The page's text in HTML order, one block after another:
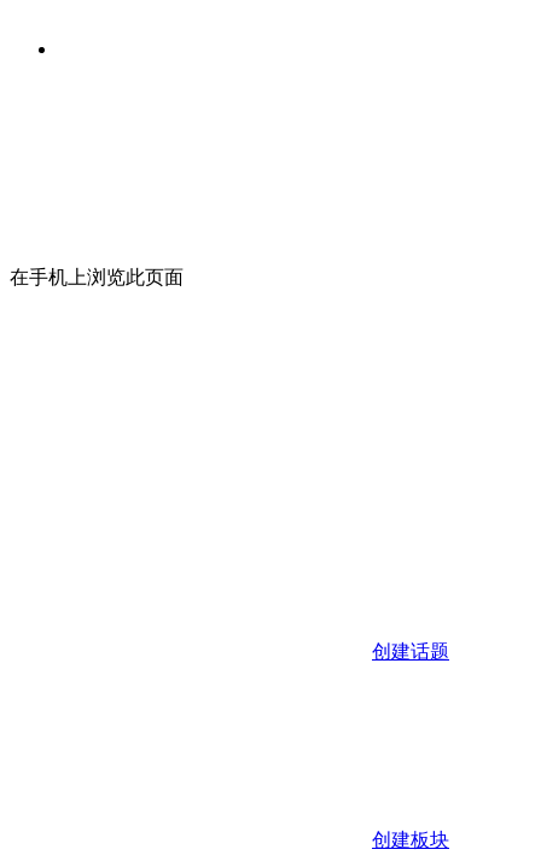
在手机上浏览此页面
创建话题
创建板块